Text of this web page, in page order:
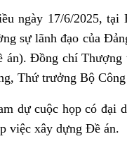
ngày 17/6/2025,
sự lãnh đạo của
án). Đồng chí Thượng
Thứ trưởng Bộ
dự cuộc họp có đại
việc xây dựng Đề án.